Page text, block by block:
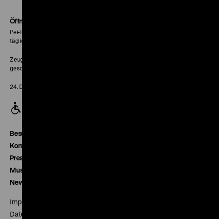
Öffnungszeiten
Pei-Bau:
täglich 10-18 Uhr
Zeughaus:
geschlossen
24. Dezember geschlossen
Besucherservice
Kontakt
Presse
Museumsverein
Newsletter
Impressum
Datenschutz